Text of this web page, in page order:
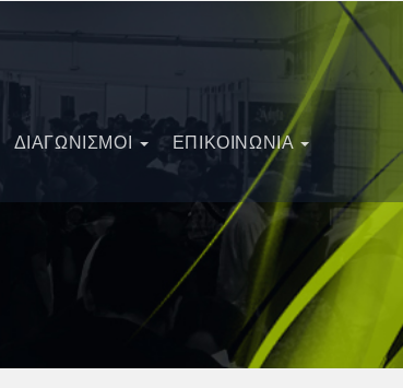
ΔΙΑΓΩΝΙΣΜΟΊ ΕΠΙΚΟΙΝΩΝΙΑ